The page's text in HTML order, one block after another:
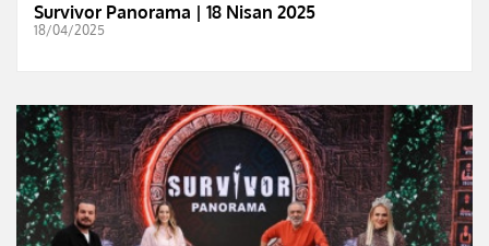
Survivor Panorama | 18 Nisan 2025
18/04/2025